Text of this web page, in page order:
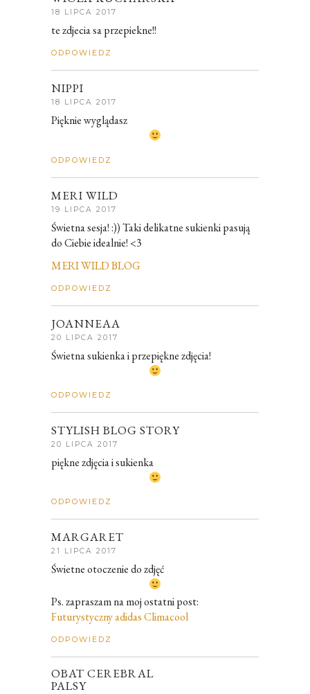
18 LIPCA 2017
te zdjecia sa przepiekne!!
ODPOWIEDZ
NIPPI
18 LIPCA 2017
Pięknie wyglądasz
ODPOWIEDZ
MERI WILD
19 LIPCA 2017
Świetna sesja! :)) Taki delikatne sukienki pasują
do Ciebie idealnie! <3
MERI WILD BLOG
ODPOWIEDZ
JOANNEAA
20 LIPCA 2017
Świetna sukienka i przepiękne zdjęcia!
ODPOWIEDZ
STYLISH BLOG STORY
20 LIPCA 2017
piękne zdjęcia i sukienka
ODPOWIEDZ
MARGARET
21 LIPCA 2017
Świetne otoczenie do zdjęć
Ps. zapraszam na moj ostatni post:
Futurystyczny adidas Climacool
ODPOWIEDZ
OBAT CEREBRAL
PALSY